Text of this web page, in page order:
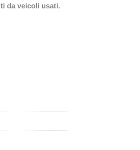
da veicoli usati.